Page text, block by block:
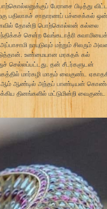
பேராசை பிடித்து
பதிலாகச் சாதாரணப் பச்சைக்கல்
கனவில் தோன்றி பொற்கொல்லன் கல்லை
சென்ற வேங்கடாத்ரி
நாயுடுவும் மற்றும் சிலரும்
உண்மையான மரகதக் கல்
செல்லப்பட்டது. தன் சீடர்களுடன்
மார்கழி மாதம் வைகுண்ட
ஆம் ஆண்டில் அந்தப் பாண்டியன்
தினங்களில் மட்டுமின்றி வைகுண்ட